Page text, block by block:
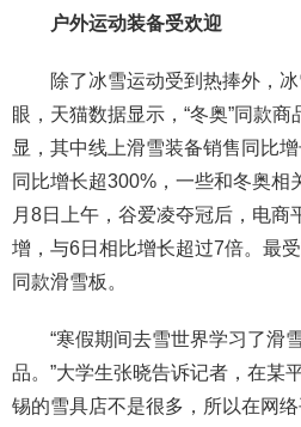
户外运动装备受欢迎
除了冰雪运动受到热捧外，冰
眼，天猫数据显示，“冬奥”同款
显，其中线上滑雪装备销售同比
同比增长超300%，一些和冬奥相
月8日上午，谷爱凌夺冠后，电商
增，与6日相比增长超过7倍。最
同款滑雪板。
“寒假期间去雪世界学习了滑雪
品。”大学生张晓告诉记者，在某
锡的雪具店不是很多，所以在网